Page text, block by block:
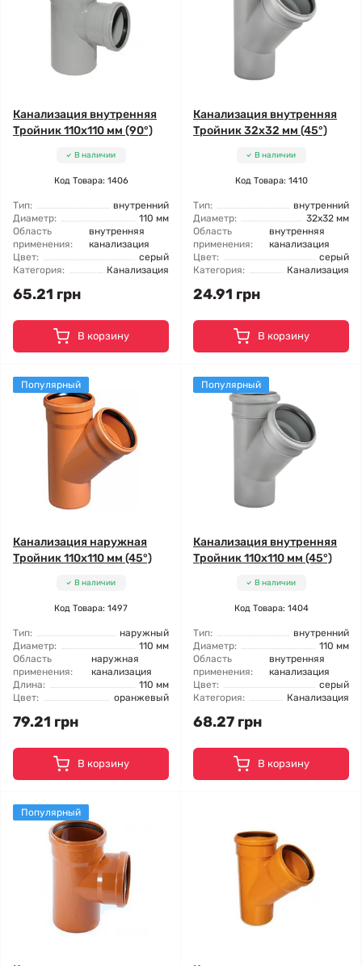
Канализация внутренняя
Тройник 110x110 мм (90°)
В наличии
Код Товара: 1406
Тип:
внутренний
Диаметр:
110 мм
Область
применения:
внутренняя
канализация
Цвет:
серый
Категория:
Канализация
65.21 грн
В корзину
Канализация внутренняя
Тройник 32x32 мм (45°)
В наличии
Код Товара: 1410
Тип:
внутренний
Диаметр:
32x32 мм
Область
применения:
внутренняя
канализация
Цвет:
серый
Категория:
Канализация
24.91 грн
В корзину
Популярный
Канализация наружная
Тройник 110x110 мм (45°)
В наличии
Код Товара: 1497
Тип:
наружный
Диаметр:
110 мм
Область
применения:
наружная
канализация
Длина:
110 мм
Цвет:
оранжевый
79.21 грн
В корзину
Популярный
Канализация внутренняя
Тройник 110x110 мм (45°)
В наличии
Код Товара: 1404
Тип:
внутренний
Диаметр:
110 мм
Область
применения:
внутренняя
канализация
Цвет:
серый
Категория:
Канализация
68.27 грн
В корзину
Популярный